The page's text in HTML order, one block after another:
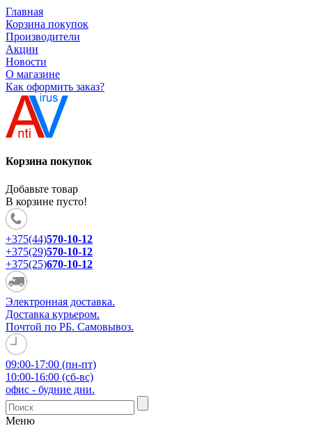
Главная
Корзина покупок
Производители
Акции
Новости
О магазине
Как оформить заказ?
Корзина покупок
Добавьте товар
В корзине пусто!
+375(44)570-10-12
+375(29)570-10-12
+375(25)670-10-12
Электронная доставка.
Доставка курьером.
Почтой по РБ. Самовывоз.
09:00-17:00 (пн-пт)
10:00-16:00 (сб-вс)
офис - будние дни.
Меню